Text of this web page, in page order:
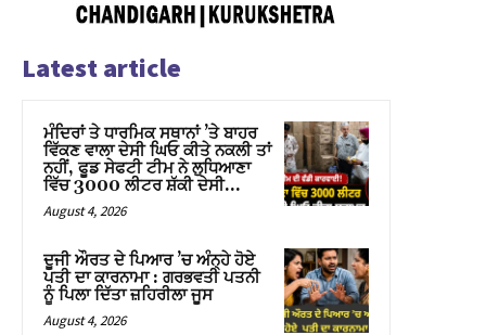
Latest article
ਮੰਦਿਰਾਂ ਤੇ ਧਾਰਮਿਕ ਸਥਾਨਾਂ ’ਤੇ ਬਾਹਰ
ਵਿੱਕਣ ਵਾਲਾ ਦੇਸੀ ਘਿਓ ਕੀਤੇ ਨਕਲੀ ਤਾਂ
ਨਹੀਂ, ਫੂਡ ਸੇਫਟੀ ਟੀਮ ਨੇ ਲੁਧਿਆਣਾ
ਵਿੱਚ 3000 ਲੀਟਰ ਸ਼ੱਕੀ ਦੇਸੀ...
August 4, 2026
ਦੂਜੀ ਔਰਤ ਦੇ ਪਿਆਰ ’ਚ ਅੰਨ੍ਹੇ ਹੋਏ
ਪਤੀ ਦਾ ਕਾਰਨਾਮਾ : ਗਰਭਵਤੀ ਪਤਨੀ
ਨੂੰ ਪਿਲਾ ਦਿੱਤਾ ਜ਼ਹਿਰੀਲਾ ਜੂਸ
August 4, 2026